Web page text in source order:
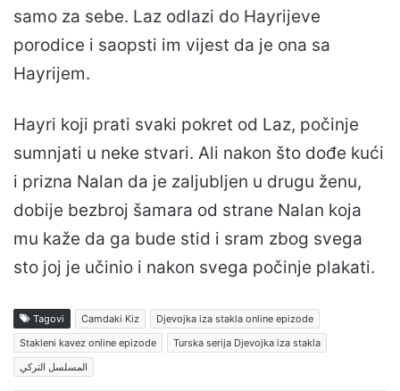
samo za sebe. Laz odlazi do Hayrijeve
porodice i saopsti im vijest da je ona sa
Hayrijem.
Hayri koji prati svaki pokret od Laz, počinje
sumnjati u neke stvari. Ali nakon što dođe kući
i prizna Nalan da je zaljubljen u drugu ženu,
dobije bezbroj šamara od strane Nalan koja
mu kaže da ga bude stid i sram zbog svega
sto joj je učinio i nakon svega počinje plakati.
Tagovi Camdaki Kiz
Djevojka iza stakla online epizode
Stakleni kavez online epizode
Turska serija Djevojka iza stakla
المسلسل التركي